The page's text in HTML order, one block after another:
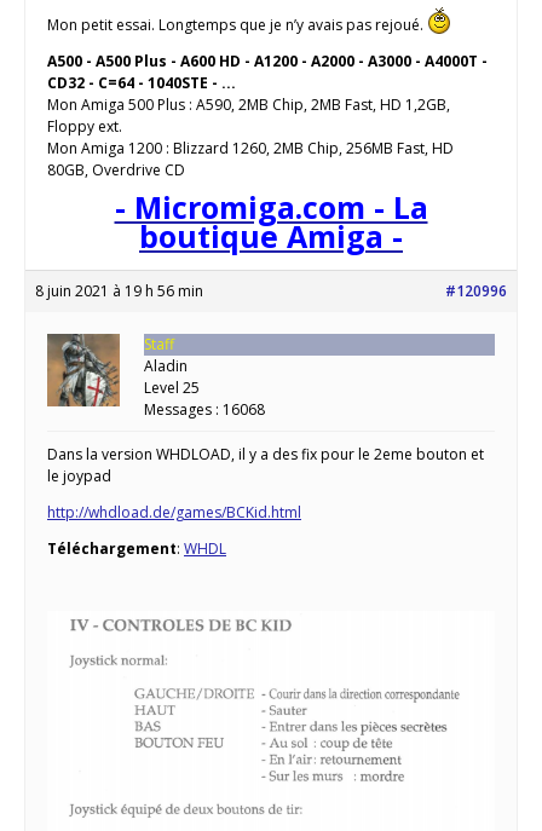
Mon petit essai. Longtemps que je n’y avais pas rejoué.
A500 - A500 Plus - A600 HD - A1200 - A2000 - A3000 - A4000T -
CD32 - C=64 - 1040STE - ...
Mon Amiga 500 Plus : A590, 2MB Chip, 2MB Fast, HD 1,2GB,
Floppy ext.
Mon Amiga 1200 : Blizzard 1260, 2MB Chip, 256MB Fast, HD
80GB, Overdrive CD
- Micromiga.com - La
boutique Amiga -
8 juin 2021 à 19 h 56 min #120996
Staff
Aladin
Level 25
Messages : 16068
Dans la version WHDLOAD, il y a des fix pour le 2eme bouton et
le joypad
http://whdload.de/games/BCKid.html
Téléchargement: WHDL